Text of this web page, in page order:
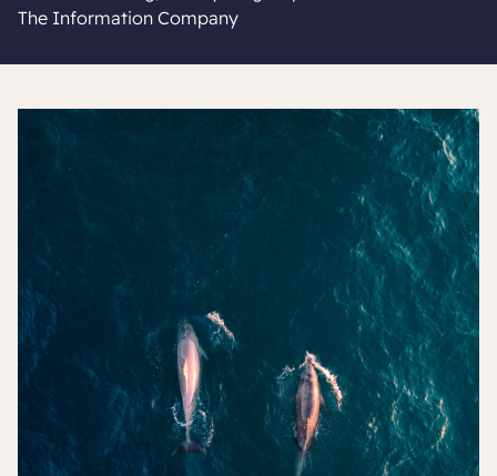
The Information Company